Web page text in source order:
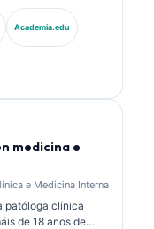
de laboratorio e
director médico
clínica sobre
propietaria. O
sobre a
e diagnósticos de
de laboratorio.
Academia.edu
medicina e
e Medicina Interna
patóloga clínica
de 18 anos de